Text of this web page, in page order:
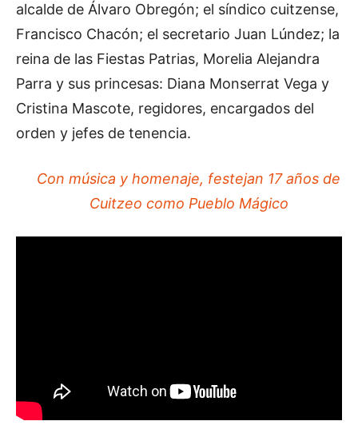
alcalde de Álvaro Obregón; el síndico cuitzense,
Francisco Chacón; el secretario Juan Lúndez; la
reina de las Fiestas Patrias, Morelia Alejandra
Parra y sus princesas: Diana Monserrat Vega y
Cristina Mascote, regidores, encargados del
orden y jefes de tenencia.
Con música y homenaje, festejan 17 años de
Cuitzeo como Pueblo Mágico